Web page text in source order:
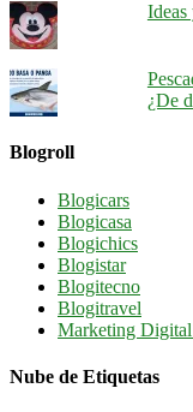
¿De
Blogroll
Blogicars
Blogicasa
Blogichics
Blogistar
Blogitecno
Blogitravel
Marketing
Nube de Etiquetas